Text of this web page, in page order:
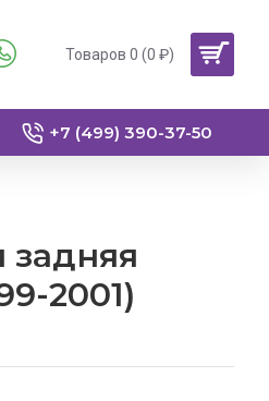
Товаров 0 (0 ₽)
+7 (499) 390-37-50
задняя
2001)